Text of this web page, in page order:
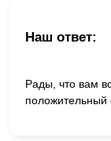
Наш ответ:
Рады, что вам
положительный